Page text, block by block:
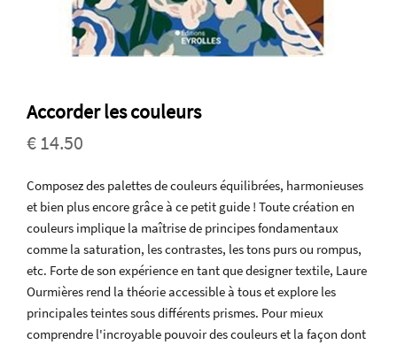
Accorder les couleurs
€ 14.50
Composez des palettes de couleurs équilibrées, harmonieuses
et bien plus encore grâce à ce petit guide ! Toute création en
couleurs implique la maîtrise de principes fondamentaux
comme la saturation, les contrastes, les tons purs ou rompus,
etc. Forte de son expérience en tant que designer textile, Laure
Ourmières rend la théorie accessible à tous et explore les
principales teintes sous différents prismes. Pour mieux
comprendre l'incroyable pouvoir des couleurs et la façon dont